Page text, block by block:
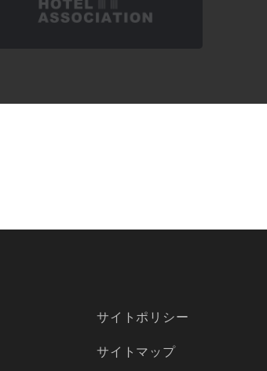
サイトポリシー
サイトマップ